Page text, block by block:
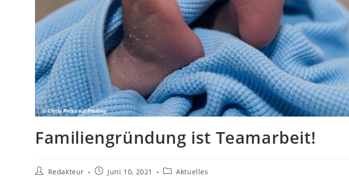
Familiengründung ist Teamarbeit!
Beitrags-
Redakteur
BeitragJuni 10, 2021
Beitrags-
Aktuelles